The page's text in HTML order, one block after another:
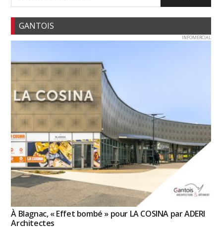
GANTOIS
INFOMERCIAL
À Blagnac, « Effet bombé » pour LA COSINA par ADERI
Architectes